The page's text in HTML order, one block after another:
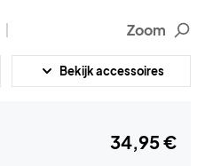
Zoom
Bekijk accessoires
34,95 €